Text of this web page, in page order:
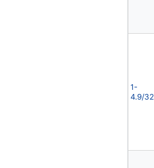
1-
4.9/32